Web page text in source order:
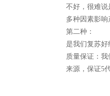
不好，很难说
多种因素影响
第二种：
是我们复苏好
质量保证：我
来源，保证5